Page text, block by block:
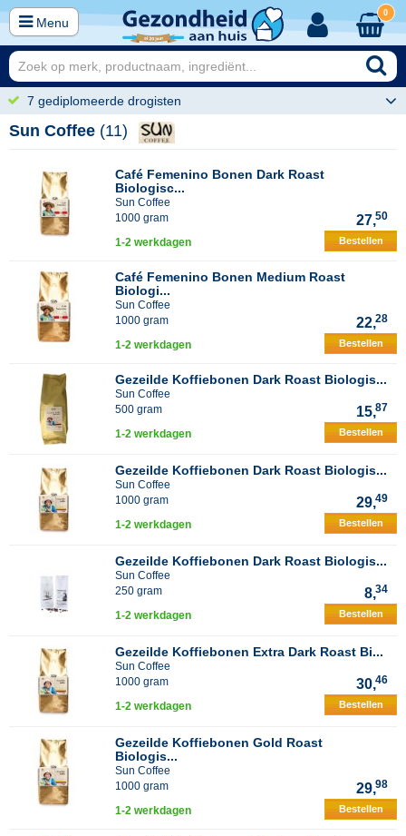
Menu
0
7 gediplomeerde drogisten
Sun Coffee (11)
Café Femenino Bonen Dark Roast
Biologisc...
Sun Coffee
1000 gram
27,50
1-2 werkdagen Bestellen
Café Femenino Bonen Medium Roast
Biologi...
Sun Coffee
1000 gram
22,28
1-2 werkdagen Bestellen
Gezeilde Koffiebonen Dark Roast Biologis...
Sun Coffee
500 gram
15,87
1-2 werkdagen Bestellen
Gezeilde Koffiebonen Dark Roast Biologis...
Sun Coffee
1000 gram
29,49
1-2 werkdagen Bestellen
Gezeilde Koffiebonen Dark Roast Biologis...
Sun Coffee
250 gram
8,34
1-2 werkdagen Bestellen
Gezeilde Koffiebonen Extra Dark Roast Bi...
Sun Coffee
1000 gram
30,46
1-2 werkdagen Bestellen
Gezeilde Koffiebonen Gold Roast
Biologis...
Sun Coffee
1000 gram
29,98
1-2 werkdagen Bestellen